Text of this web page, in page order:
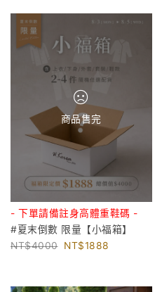
商品售完
- 下單請備註身高體重鞋碼 -
#夏末倒數 限量【小福箱】
4000
1888